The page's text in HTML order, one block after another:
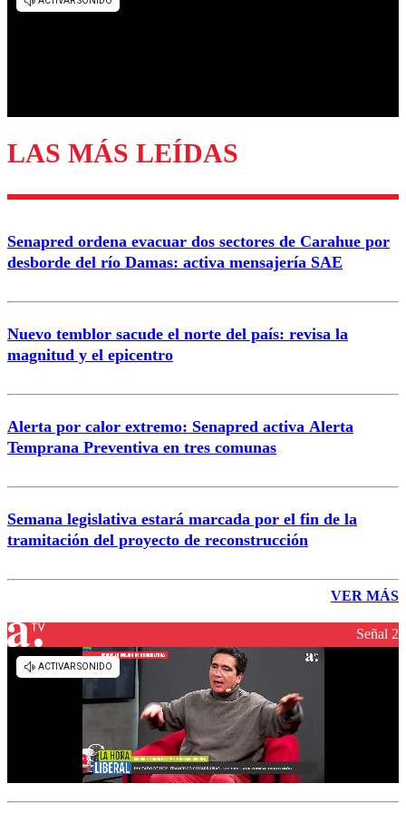
Enviar comentario
LAS MÁS LEÍDAS
Senapred ordena evacuar dos sectores de Carahue por
desborde del río Damas: activa mensajería SAE
Nuevo temblor sacude el norte del país: revisa la
magnitud y el epicentro
Alerta por calor extremo: Senapred activa Alerta
Temprana Preventiva en tres comunas
Semana legislativa estará marcada por el fin de la
tramitación del proyecto de reconstrucción
VER MÁS
Señal 2